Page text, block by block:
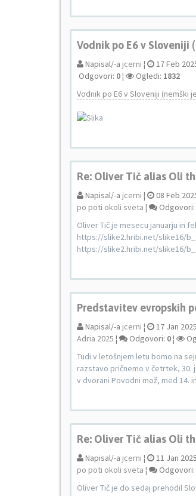
Vodnik po E6 v Sloveniji
Napisal/-a jcerni ¦ 17 Feb
Odgovori: 0¦ Ogledi: 1832
Vodnik po E6 v Sloveniji (nemški
Re: Oliver Tič alias Oli
Napisal/-a jcerni ¦ 08 Feb
po poti okoli sveta ¦ Odgovori:
Oliver Tič je mesecu januarju in
https://slike2.hribi.net/slike16/
https://slike2.hribi.net/slike16/
Predstavitev evropskih
Napisal/-a jcerni ¦ 17 Jan
Adria 2025 ¦ Odgovori: 0¦
Tudi v letošnjem letu bomo na
razstavo pričnemo v četrtek, 30.
v dvorani Povodni mož, med 14.
Re: Oliver Tič alias Oli
Napisal/-a jcerni ¦ 11 Jan
po poti okoli sveta ¦ Odgovori:
Oliver Tič je do sedaj prehodil